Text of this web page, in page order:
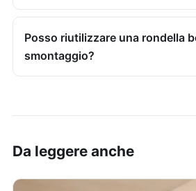
Posso riutilizzare una rondella
smontaggio?
Da leggere anche